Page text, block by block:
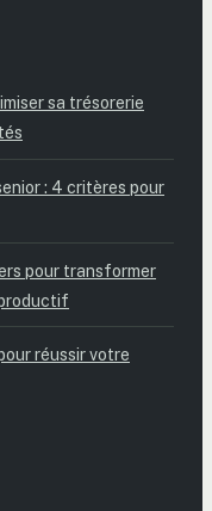
sa trésorerie
: 4 critères pour
pour transformer
réussir votre